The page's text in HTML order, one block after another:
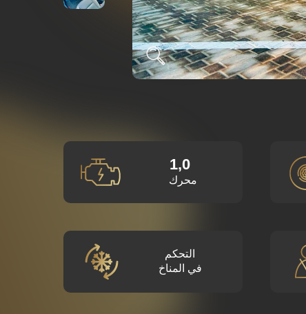
1,0
محرك
التحكم
في المناخ